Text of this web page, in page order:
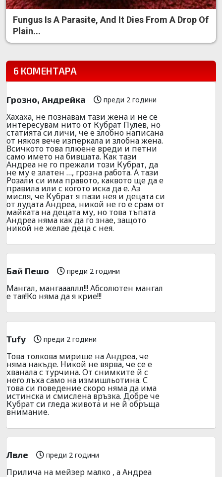
Fungus Is A Parasite, And It Dies From A Drop Of
Plain...
6 КОМЕНТАРА
Грозно, Андрейка преди 2 години
Хахаха, не познавам тази жена и не се
интересувам нито от Кубрат Пулев, но
статията си личи, че е злобно написана
от някоя вече изперкала и злобна жена.
Всичкото това плюене вреди и петни
само името на бившата. Как тази
Андреа не го прежали този Кубрат, да
не му е златен …, грозна работа. А тази
Розали си има правото, каквото ще да е
правила или с когото иска да е. Аз
мисля, че Кубрат я пази нея и децата си
от лудата Андреа, никой не го е срам от
майката на децата му, но това тъпата
Андреа няма как да го знае, защото
никой не желае деца с нея.
Бай Пешо преди 2 години
Мангал, мангаааллл!!! Абсолютен мангал
е тая!Ко няма да я крие!!!
Tufy преди 2 години
Това толкова мирише на Андреа, че
няма накъде. Никой не вярва, че се е
хванала с турчина. От снимките й с
него лъха само на измишльотина. С
това си поведение скоро няма да има
истинска и смислена връзка. Добре че
Кубрат си гледа живота и не й обръща
внимание.
Лвле преди 2 години
Прилича на мейзер малко , а Андреа